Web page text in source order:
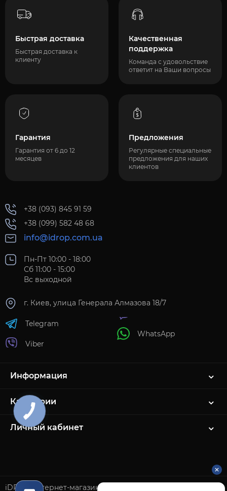
Быстрая доставка
Быстрая доставка к
клиенту
Качественная
поддержка
Команда с удовольствие
ответит на Ваши вопросы
Гарантия
Гарантия от 6 до 12
месяцев
Предложения
Регулярные специальные
предложения для наших
клиентов
+38 (093) 845 91 59
+38 (099) 582 48 68
info@idrop.com.ua
Пн-Пт 10:00 - 18:00
Сб 11:00 - 15:00
Вс выходной
г. Киев, улица Генерала Алмазова 18/7
Telegram
Viber
WhatsApp
Информация
Категории
Личный кабинет
iDROP интернет-магазин цифровой техники и